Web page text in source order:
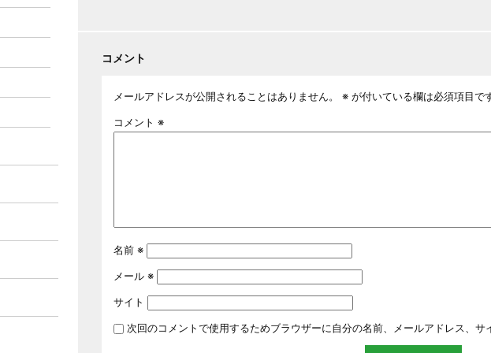
コメント
メールアドレスが公開されることはありません。 ※ が付いている欄は必須項目で
コメント ※
名前 ※
メール ※
サイト
次回のコメントで使用するためブラウザーに自分の名前、メールアドレス、サ